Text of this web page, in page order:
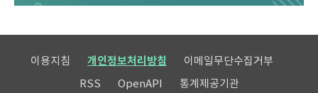
이용지침 개인정보처리방침
이메일무단수집거부
RSS
OpenAPI 통계제공기관